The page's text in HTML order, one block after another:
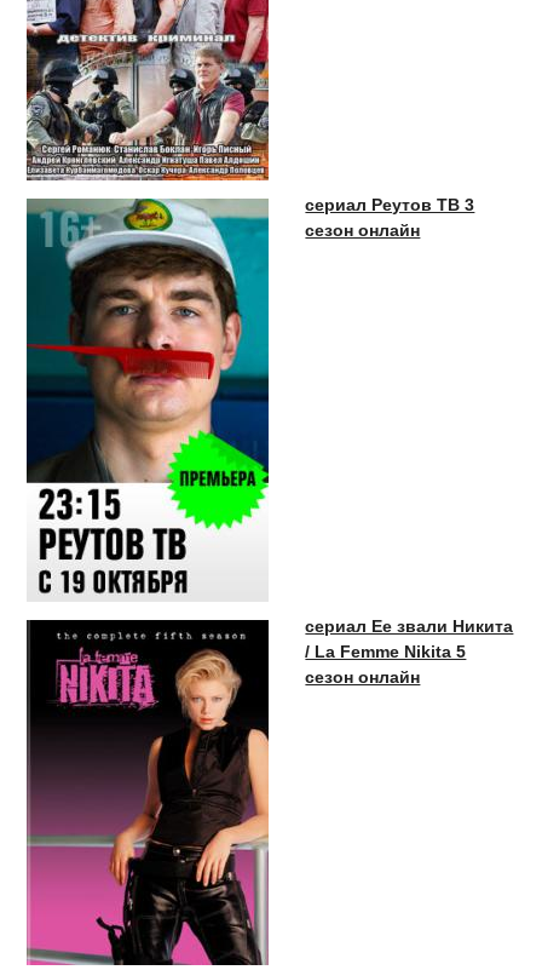
сериал Реутов ТВ 3
сезон онлайн
сериал Ее звали Никита
/ La Femme Nikita 5
сезон онлайн